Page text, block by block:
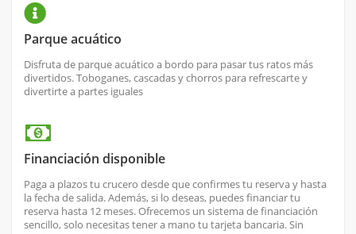
Parque acuático
Disfruta de parque acuático a bordo para pasar tus ratos más
divertidos. Toboganes, cascadas y chorros para refrescarte y
divertirte a partes iguales
Financiación disponible
Paga a plazos tu crucero desde que confirmes tu reserva y hasta
la fecha de salida. Además, si lo deseas, puedes financiar tu
reserva hasta 12 meses. Ofrecemos un sistema de financiación
sencillo, solo necesitas tener a mano tu tarjeta bancaria. Sin